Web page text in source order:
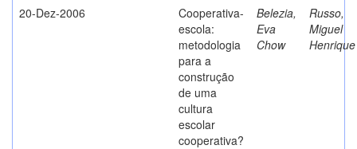
20-Dez-2006
Cooperativa-
escola:
metodologia
para a
construção
de uma
cultura
escolar
cooperativa?
Belezia,
Eva
Chow
Russo,
Miguel
Henrique